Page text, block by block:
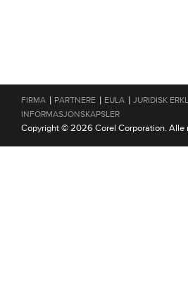
FIRMA | PARTNERE | EULA | JURIDISK
INFORMASJONSKAPSLER
Copyright © 2026 Corel Corporation. Alle